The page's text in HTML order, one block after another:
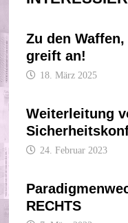
Zu den
greift an!
18. März 2025
Weiterleitung
24. Februar 2023
RECHTS